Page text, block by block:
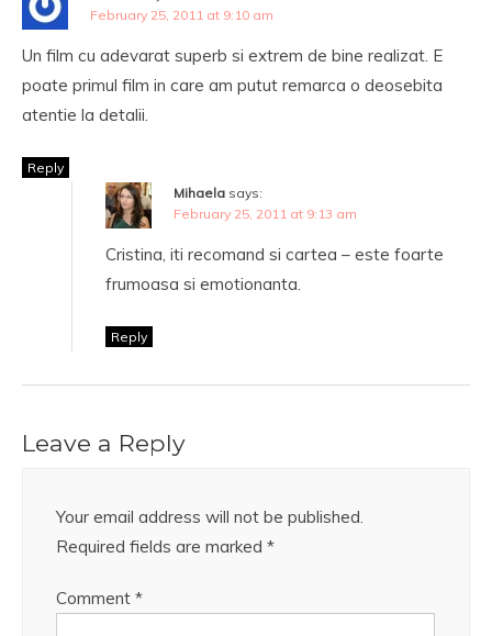
February 25, 2011 at 9:10 am
Un film cu adevarat superb si extrem de bine realizat. E
poate primul film in care am putut remarca o deosebita
atentie la detalii.
Reply
Mihaela says:
February 25, 2011 at 9:13 am
Cristina, iti recomand si cartea – este foarte
frumoasa si emotionanta.
Reply
Leave a Reply
Your email address will not be published.
Required fields are marked *
Comment *